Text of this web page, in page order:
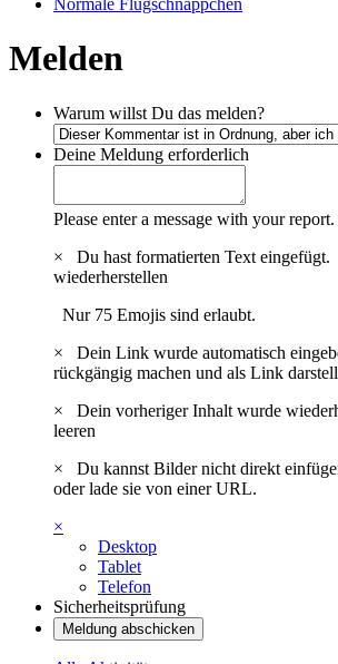
Normale Flugschnäppchen
Melden
Warum willst Du das melden?
Deine Meldung erforderlich
Please enter a message with your report.
×
Du hast formatierten Text eingefügt.
wiederherstellen
Nur 75 Emojis sind erlaubt.
×
Dein Link wurde automatisch
rückgängig machen und als Link
×
Dein vorheriger Inhalt wurde
leeren
×
Du kannst Bilder nicht direkt
oder lade sie von einer URL.
×
Desktop
Tablet
Telefon
Sicherheitsprüfung
Meldung abschicken